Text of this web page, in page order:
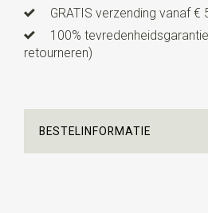
GRATIS verzending vanaf €
100%
retourneren)
BESTELINFORMATIE